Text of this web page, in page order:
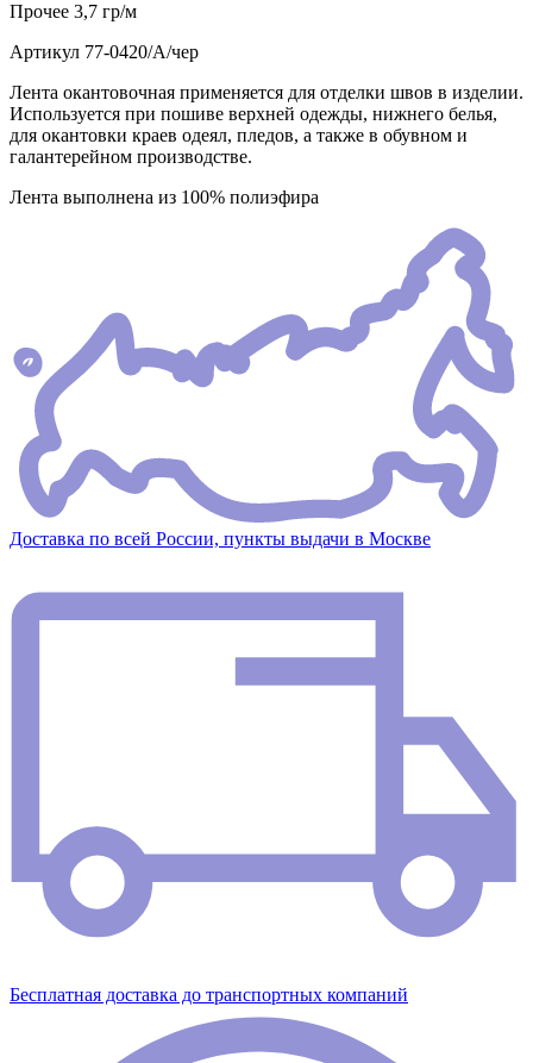
Прочее 3,7 гр/м
Артикул 77-0420/А/чер
Лента окантовочная применяется для отделки швов в изделии.
Используется при пошиве верхней одежды, нижнего белья,
для окантовки краев одеял, пледов, а также в обувном и
галантерейном производстве.
Лента выполнена из 100% полиэфира
Доставка по всей России, пункты выдачи в Москве
Бесплатная доставка до транспортных компаний